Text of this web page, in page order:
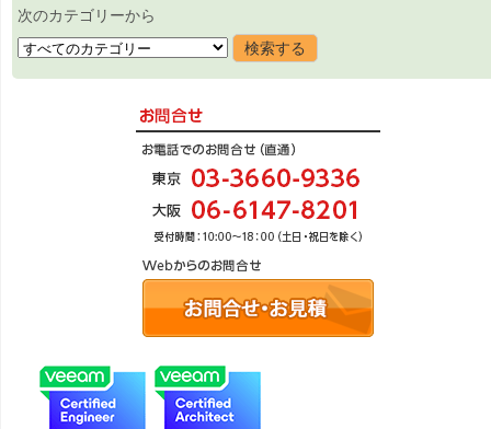
次のカテゴリーから